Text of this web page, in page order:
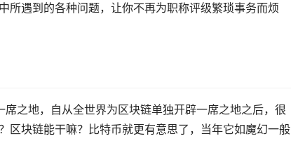
所遇到的各种问题，让你不再为职称评级繁琐事务而烦
之地，自从全世界为区块链单独开辟一席之地之后，很
区块链能干嘛？比特币就更有意思了，当年它如魔幻一般